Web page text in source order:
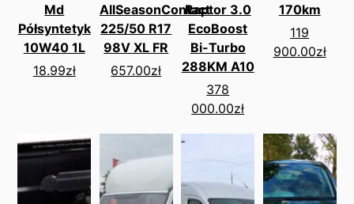
Md
Półsyntetyk
10W40 1L
18.99zł
AllSeasonContact
225/50 R17
98V XL FR
657.00zł
Raptor 3.0
EcoBoost
Bi-Turbo
288KM A10
378
000.00zł
170km
119
900.00zł